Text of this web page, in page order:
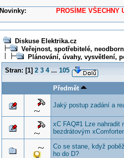
Novinky: PROSÍME VŠECHNY
Diskuse Elektrika.cz
Veřejnost, spotřebitelé,
Plánování, úvahy, vysvětlení,
Stran: [1] 2 3 4 ... 105
Předmět
Jaký postup zadání a
xC FAQ#1 Lze nahradit
bezdrátovým
Co se stane, když
ho do D?